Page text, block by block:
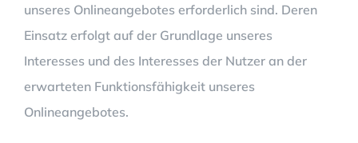
unseres Onlineangebotes erforderlich sind. Deren
Einsatz erfolgt auf der Grundlage unseres
Interesses und des Interesses der Nutzer an der
erwarteten Funktionsfähigkeit unseres
Onlineangebotes.